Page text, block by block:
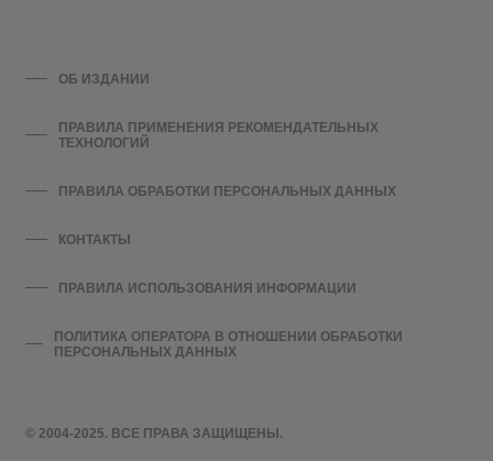
© 2004-2025. ВСЕ ПРАВА ЗАЩИЩЕНЫ.
ОБ ИЗДАНИИ
ПРАВИЛА ПРИМЕНЕНИЯ РЕКОМЕНДАТЕЛЬНЫХ
ТЕХНОЛОГИЙ
ПРАВИЛА ОБРАБОТКИ ПЕРСОНАЛЬНЫХ ДАННЫХ
КОНТАКТЫ
ПРАВИЛА ИСПОЛЬЗОВАНИЯ ИНФОРМАЦИИ
ПОЛИТИКА ОПЕРАТОРА В ОТНОШЕНИИ ОБРАБОТКИ
ПЕРСОНАЛЬНЫХ ДАННЫХ